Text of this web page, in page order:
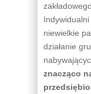
niewielkie
działanie
znacząco